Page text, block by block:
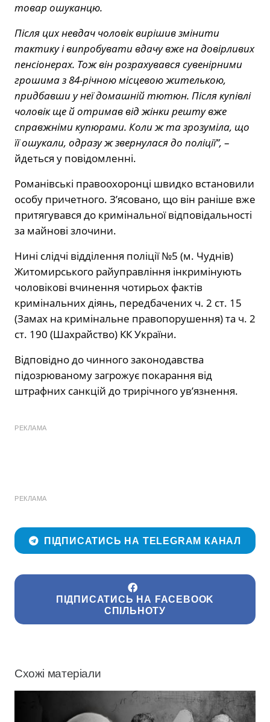
товар ошуканцю.
Після цих невдач чоловік вирішив змінити
тактику і випробувати вдачу вже на довірливих
пенсіонерах. Тож він розрахувався сувенірними
грошима з 84-річною місцевою жителькою,
придбавши у неї домашній тютюн. Після купівлі
чоловік ще й отримав від жінки решту вже
справжніми купюрами. Коли ж та зрозуміла, що
її ошукали, одразу ж звернулася до поліції”, –
йдеться у повідомленні.
Романівські правоохоронці швидко встановили
особу причетного. З’ясовано, що він раніше вже
притягувався до кримінальної відповідальності
за майнові злочини.
Нині слідчі відділення поліції №5 (м. Чуднів)
Житомирського райуправління інкримінують
чоловікові вчинення чотирьох фактів
кримінальних діянь, передбачених ч. 2 ст. 15
(Замах на кримінальне правопорушення) та ч. 2
ст. 190 (Шахрайство) КК України.
Відповідно до чинного законодавства
підозрюваному загрожує покарання від
штрафних санкцій до трирічного ув’язнення.
РЕКЛАМА
РЕКЛАМА
ПІДПИСАТИСЬ НА TELEGRAM КАНАЛ
ПІДПИСАТИСЬ НА FACEBOOK
СПІЛЬНОТУ
Схожі матеріали